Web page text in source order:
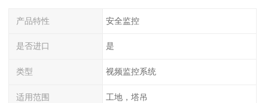
产品特性 安全监控
是否进口 是
类型 视频监控系统
适用范围 工地，塔吊